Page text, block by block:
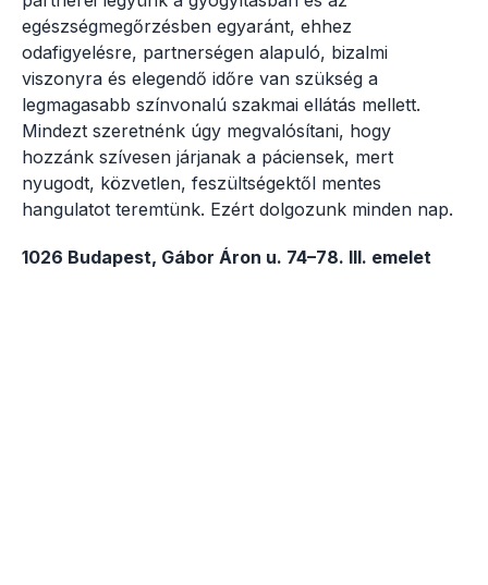
egészségmegőrzésben egyaránt, ehhez
odafigyelésre, partnerségen alapuló, bizalmi
viszonyra és elegendő időre van szükség a
legmagasabb színvonalú szakmai ellátás mellett.
Mindezt szeretnénk úgy megvalósítani, hogy
hozzánk szívesen járjanak a páciensek, mert
nyugodt, közvetlen, feszültségektől mentes
hangulatot teremtünk. Ezért dolgozunk minden nap.
1026 Budapest, Gábor Áron u. 74–78. III. emelet